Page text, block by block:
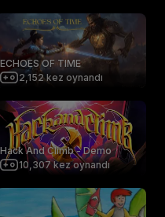
ECHOES OF TIME
2,152 kez oynandı
Hack And Climb - Demo
10,307 kez oynandı